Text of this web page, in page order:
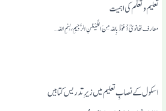
تعلیم و تعلّم کی اہمیت
معارف تھانویؒ أَعُوْذُ بِاللّہ مِنَ الشَّیْطَنِ الرَّجِیمِ، بِسْمِ اللّہ…
اسکول کے نصابِ تعلیم میں زیرِ تدریس کتابیں